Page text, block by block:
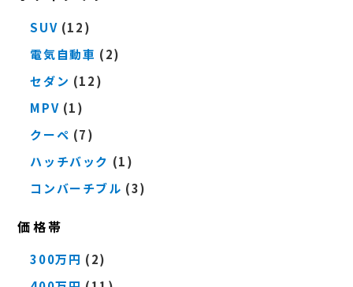
SUV (12)
電気自動車 (2)
セダン (12)
MPV (1)
クーペ (7)
ハッチバック (1)
コンバーチブル (3)
価格帯
300万円 (2)